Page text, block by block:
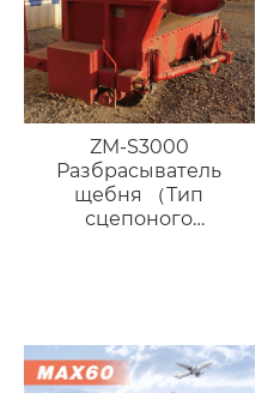
ZM-S3000
Разбрасыватель
щебня （Тип
сцепоного